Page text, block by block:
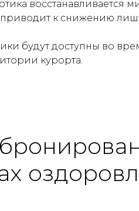
приводит к снижению
будут доступны во
курорта.